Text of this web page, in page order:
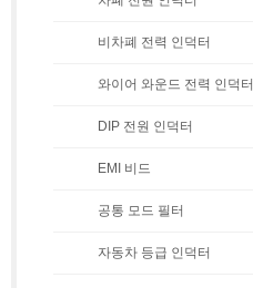
비차폐 전력 인덕터
와이어 와운드 전력 인덕터
DIP 전원 인덕터
EMI 비드
공통 모드 필터
자동차 등급 인덕터